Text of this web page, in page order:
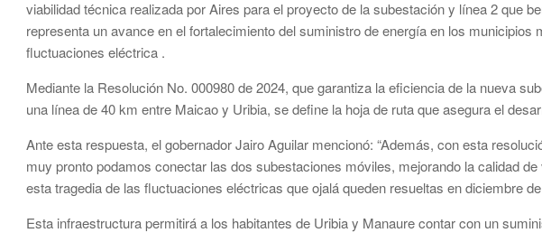
viabilidad técnica realizada por Aires para el proyecto de la subestación y línea 2 que
representa un avance en el fortalecimiento del suministro de energía en los municipios
fluctuaciones eléctrica .
Mediante la Resolución No. 000980 de 2024, que garantiza la eficiencia de la nueva
una línea de 40 km entre Maicao y Uribia, se define la hoja de ruta que asegura el
Ante esta respuesta, el gobernador Jairo Aguilar mencionó: “Además, con esta
muy pronto podamos conectar las dos subestaciones móviles, mejorando la calidad
esta tragedia de las fluctuaciones eléctricas que ojalá queden resueltas en diciembre
Esta infraestructura permitirá a los habitantes de Uribia y Manaure contar con un